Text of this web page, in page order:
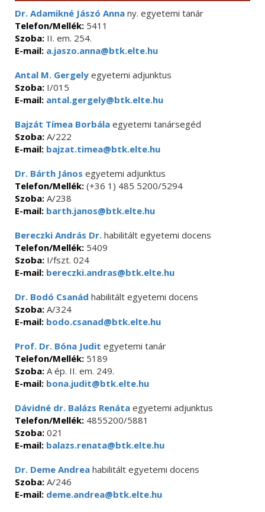
Dr. Adamikné Jászó Anna ny. egyetemi tanár
Telefon/Mellék: 5411
Szoba: II. em. 254.
E-mail: a.jaszo.anna@btk.elte.hu
Antal M. Gergely egyetemi adjunktus
Szoba: I/015
E-mail: antal.gergely@btk.elte.hu
Bajzát Tímea Borbála egyetemi tanársegéd
Szoba: A/222
E-mail: bajzat.timea@btk.elte.hu
Dr. Bárth János egyetemi adjunktus
Telefon/Mellék: (+36 1) 485 5200/5294
Szoba: A/238
E-mail: barth.janos@btk.elte.hu
Bereczki András Dr. habilitált egyetemi docens
Telefon/Mellék: 5409
Szoba: I/fszt. 024
E-mail: bereczki.andras@btk.elte.hu
Dr. Bodó Csanád habilitált egyetemi docens
Szoba: A/324
E-mail: bodo.csanad@btk.elte.hu
Prof. Dr. Bóna Judit egyetemi tanár
Telefon/Mellék: 5189
Szoba: A ép. II. em. 249.
E-mail: bona.judit@btk.elte.hu
Dávidné dr. Balázs Renáta egyetemi adjunktus
Telefon/Mellék: 4855200/5881
Szoba: 021
E-mail: balazs.renata@btk.elte.hu
Dr. Deme Andrea habilitált egyetemi docens
Szoba: A/246
E-mail: deme.andrea@btk.elte.hu